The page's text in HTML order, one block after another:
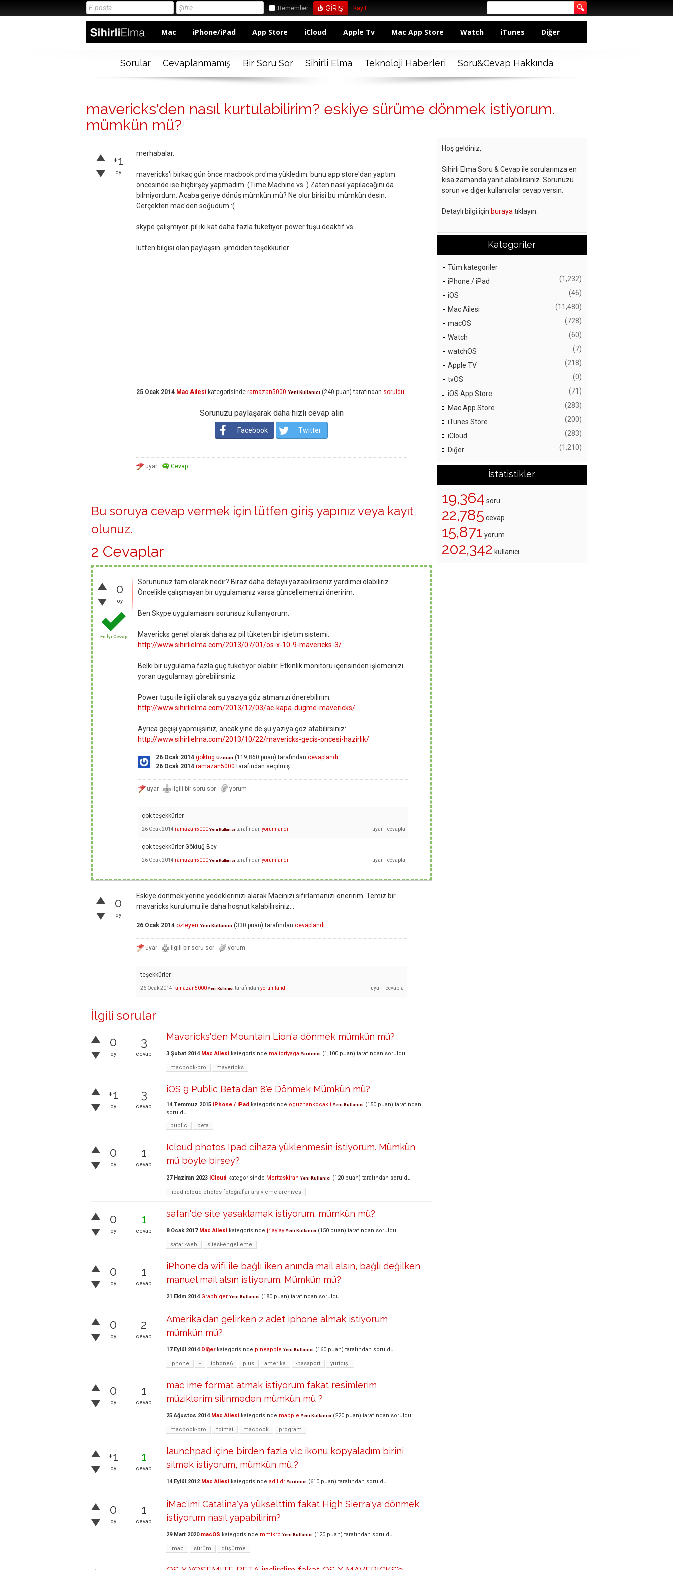
Remember Kayıt
Mac iPhone/iPad App Store iCloud Apple Tv Mac App Store Watch iTunes Diğer
Sorular Cevaplanmamış Bir Soru Sor Sihirli Elma Teknoloji Haberleri Soru&Cevap Hakkında
mavericks'den nasıl kurtulabilirim? eskiye sürüme dönmek istiyorum.
mümkün mü?
+1
oy
merhabalar.
mavericks'i birkaç gün önce macbook pro'ma yükledim. bunu app store'dan yaptım.
öncesinde ise hiçbirşey yapmadım. (Time Machine vs. ) Zaten nasıl yapılacağını da
bilmiyordum. Acaba geriye dönüş mümkün mü? Ne olur birisi bu mümkün desin.
Gerçekten mac'den soğudum :(
skype çalışmıyor. pil iki kat daha fazla tüketiyor. power tuşu deaktif vs...
lütfen bilgisi olan paylaşsın. şimdiden teşekkürler.
25 Ocak 2014 Mac Ailesi kategorisinde ramazan5000 Yeni Kullanıcı (240 puan) tarafından soruldu
Sorunuzu paylaşarak daha hızlı cevap alın
Facebook Twitter
Bu soruya cevap vermek için lütfen giriş yapınız veya kayıt
olunuz.
2 Cevaplar
0
oy
En İyi Cevap
Sorununuz tam olarak nedir? Biraz daha detaylı yazabilirseniz yardımcı olabiliriz.
Öncelikle çalışmayan bir uygulamanız varsa güncellemenizi öneririm.
Ben Skype uygulamasını sorunsuz kullanıyorum.
Mavericks genel olarak daha az pil tüketen bir işletim sistemi:
http://www.sihirlielma.com/2013/07/01/os-x-10-9-mavericks-3/
Belki bir uygulama fazla güç tüketiyor olabilir. Etkinlik monitörü içerisinden işlemcinizi
yoran uygulamayı görebilirsiniz.
Power tuşu ile ilgili olarak şu yazıya göz atmanızı önerebilirim:
http://www.sihirlielma.com/2013/12/03/ac-kapa-dugme-mavericks/
Ayrıca geçişi yapmışsınız, ancak yine de şu yazıya göz atabilirsiniz:
http://www.sihirlielma.com/2013/10/22/mavericks-gecis-oncesi-hazirlik/
26 Ocak 2014 goktug Uzman (119,860 puan) tarafından cevaplandı
26 Ocak 2014 ramazan5000 tarafından seçilmiş
çok teşekkürler.
26 Ocak 2014 ramazan5000 Yeni Kullanıcı tarafından yorumlandı
çok teşekkürler Göktuğ Bey.
26 Ocak 2014 ramazan5000 Yeni Kullanıcı tarafından yorumlandı
0
oy
Eskiye dönmek yerine yedeklerinizi alarak Macinizi sıfırlamanızı öneririm. Temiz bir
mavaricks kurulumu ile daha hoşnut kalabilirsiniz...
26 Ocak 2014 ozleyen Yeni Kullanıcı (330 puan) tarafından cevaplandı
teşekkürler.
26 Ocak 2014 ramazan5000 Yeni Kullanıcı tarafından yorumlandı
İlgili sorular
0
oy
3
cevap
Mavericks'den Mountain Lion'a dönmek mümkün mü?
3 Şubat 2014 Mac Ailesi kategorisinde maitoriyaga Yardımcı (1,100 puan) tarafından soruldu
macbook-pro mavericks
+1
oy
3
cevap
iOS 9 Public Beta'dan 8'e Dönmek Mümkün mü?
14 Temmuz 2015 iPhone / iPad kategorisinde oguzhankocakli Yeni Kullanıcı (150 puan) tarafından
soruldu
public
beta
0
oy
1
cevap
Icloud photos Ipad cihaza yüklenmesin istiyorum. Mümkün
mü böyle birşey?
27 Haziran 2023 iCloud kategorisinde Merttaskiran Yeni Kullanıcı (120 puan) tarafından soruldu
-ipad-icloud-photos-fotoğraflar-arşivleme-archives
0
oy
1
cevap
safari'de site yasaklamak istiyorum. mümkün mü?
8 Ocak 2017 Mac Ailesi kategorisinde jrjayjay Yeni Kullanıcı (150 puan) tarafından soruldu
safari-web sitesi-engelleme
0
oy
1
cevap
iPhone'da wifi ile bağlı iken anında mail alsın, bağlı değilken
manuel mail alsın istiyorum. Mümkün mü?
21 Ekim 2014 Graphiqer Yeni Kullanıcı (180 puan) tarafından soruldu
0
oy
2
cevap
Amerika'dan gelirken 2 adet iphone almak istiyorum
mümkün mü?
17 Eylül 2014 Diğerkategorisinde pineapple Yeni Kullanıcı (160 puan) tarafından soruldu
iphone - iphone6 plus amerika -pasaport yurtdışı
0
oy
1
cevap
mac ime format atmak istiyorum fakat resimlerim
müziklerim silinmeden mümkün mü ?
25 Ağustos 2014 Mac Ailesi kategorisinde mapple Yeni Kullanıcı (220 puan) tarafından soruldu
macbook-pro fotmat macbook program
+1
oy
1
cevap
launchpad içine birden fazla vlc ikonu kopyaladım birini
silmek istiyorum, mümkün mü,?
14 Eylül 2012 Mac Ailesi kategorisinde adil.dr Yardımcı (610 puan) tarafından soruldu
0
oy
1
cevap
iMac'imi Catalina'ya yükselttim fakat High Sierra'ya dönmek
istiyorum nasıl yapabilirim?
29 Mart 2020 macOS kategorisinde mmtkrc Yeni Kullanıcı (120 puan) tarafından soruldu
imac sürüm düşürme
Hoş geldiniz,
Sihirli Elma Soru & Cevap ile sorularınıza en
kısa zamanda yanıt alabilirsiniz. Sorunuzu
sorun ve diğer kullanıcılar cevap versin.
Detaylı bilgi için buraya tıklayın.
Kategoriler
Tüm kategoriler
iPhone / iPad
(1,232)
iOS (46)
Mac Ailesi (11,480)
macOS (728)
Watch (60)
watchOS (7)
Apple TV (218)
tvOS (0)
iOS App Store (71)
Mac App Store (283)
iTunes Store (200)
iCloud (283)
Diğer (1,210)
İstatistikler
19,364 soru
22,785 cevap
15,871 yorum
202,342 kullanıcı